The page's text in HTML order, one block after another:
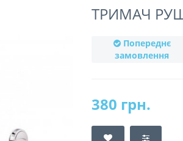
ТРИМАЧ
Попереднє
замовлення
380 грн.